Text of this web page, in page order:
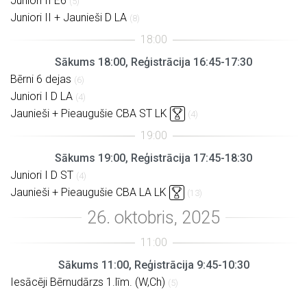
Juniori II + Jaunieši D LA (8)
Sākums 18:00, Reģistrācija 16:45-17:30
Bērni 6 dejas (6)
Juniori I D LA (4)
Jaunieši + Pieaugušie CBA ST LK (4)
Sākums 19:00, Reģistrācija 17:45-18:30
Juniori I D ST (4)
Jaunieši + Pieaugušie CBA LA LK (13)
Sākums 11:00, Reģistrācija 9:45-10:30
Iesācēji Bērnudārzs 1.līm. (W,Ch) (5)